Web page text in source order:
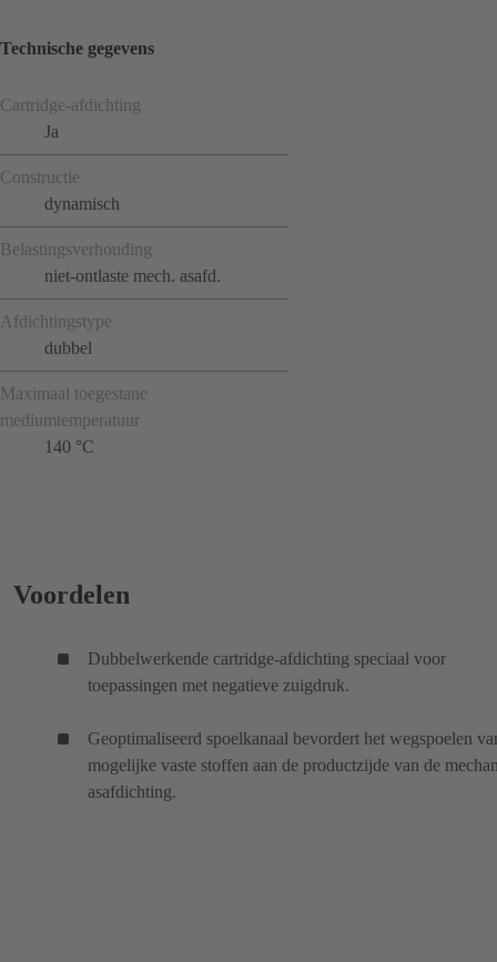
Technische gegevens
Cartridge-afdichting
Ja
Constructie
dynamisch
Belastingsverhouding
niet-ontlaste mech. asafd.
Afdichtingstype
dubbel
Maximaal toegestane
mediumtemperatuur
140 °C
Voordelen
Dubbelwerkende cartridge-afdichting speciaal voor
toepassingen met negatieve zuigdruk.
Geoptimaliseerd spoelkanaal bevordert het wegspoelen
mogelijke vaste stoffen aan de productzijde van de
asafdichting.